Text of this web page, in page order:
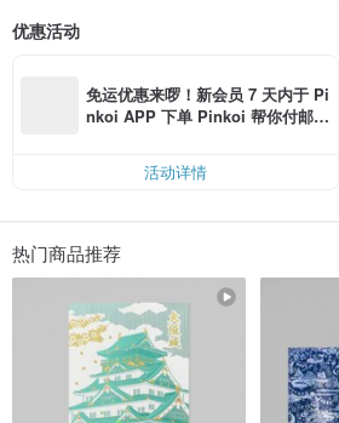
总有值得被记录的感动。
这些情感透过烫金的光泽，
化作细腻而闪烁的表达。
每一个瞬间都变得更加珍贵。
ROKKAKU，用光影传递心意，
Instagram @rokkakuayako
优惠活动
免运优惠来啰！新会员 7 天内于 Pi
nkoi APP 下单 Pinkoi 帮你付邮
活动详情
热门商品推荐